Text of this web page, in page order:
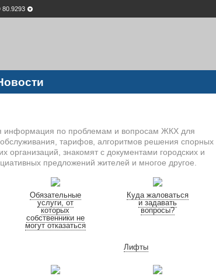
80.9293
информация по проблемам и вопросам ЖКХ для
тарифов, алгоритмов решения спорных
знакомят с документами городских и
предложений жителей и многое другое.
Лифты
Обязательные
услуги, от
которых
собственники не
могут отказаться
Куда жаловаться
и задавать
вопросы?